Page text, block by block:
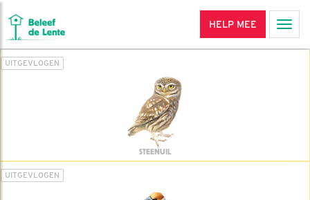
HELP MEE
UITGEVLOGEN
STEENUIL
UITGEVLOGEN